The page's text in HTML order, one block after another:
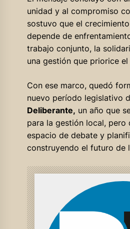
unidad y al compromiso
sostuvo que el
depende de
trabajo conjunto, la
una gestión que priorice
Con ese marco, quedó
nuevo período legislativo
Deliberante, un año que
para la gestión local, pero
espacio de debate y
construyendo el futuro de